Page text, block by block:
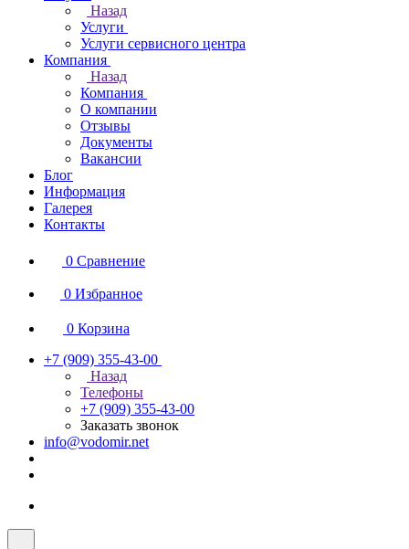
Назад
Услуги
Услуги сервисного центра
Компания
Назад
Компания
О компании
Отзывы
Документы
Вакансии
Блог
Информация
Галерея
Контакты
0 Сравнение
0 Избранное
0 Корзина
+7 (909) 355-43-00
Назад
Телефоны
+7 (909) 355-43-00
Заказать звонок
info@vodomir.net